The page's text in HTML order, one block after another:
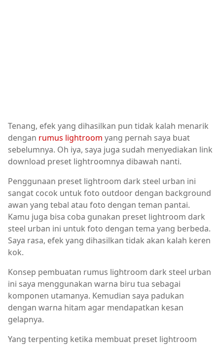
Tenang, efek yang dihasilkan pun tidak kalah menarik
dengan rumus lightroom yang pernah saya buat
sebelumnya. Oh iya, saya juga sudah menyediakan link
download preset lightroomnya dibawah nanti.
Penggunaan preset lightroom dark steel urban ini
sangat cocok untuk foto outdoor dengan background
awan yang tebal atau foto dengan teman pantai.
Kamu juga bisa coba gunakan preset lightroom dark
steel urban ini untuk foto dengan tema yang berbeda.
Saya rasa, efek yang dihasilkan tidak akan kalah keren
kok.
Konsep pembuatan rumus lightroom dark steel urban
ini saya menggunakan warna biru tua sebagai
komponen utamanya. Kemudian saya padukan
dengan warna hitam agar mendapatkan kesan
gelapnya.
Yang terpenting ketika membuat preset lightroom